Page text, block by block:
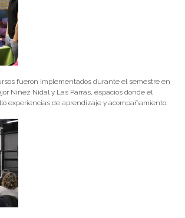
fueron implementados durante el semestre en
Niñez Nidal y Las Parras, espacios donde el
experiencias de aprendizaje y acompañamiento.